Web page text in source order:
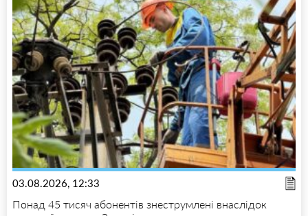
03.08.2026, 12:33
Понад 45 тисяч абонентів знеструмлені внаслідок